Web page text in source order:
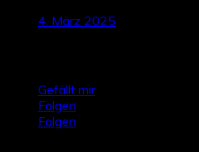
4. März 2025
Gefällt mir
Folgen
Folgen